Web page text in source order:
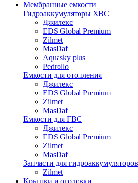
Мембранные емкости
Гидроаккумуляторы ХВС
Джилекс
EDS Global Premium
Zilmet
MasDaf
Aquasky plus
Pedrollo
Емкости для отопления
Джилекс
EDS Global Premium
Zilmet
MasDaf
Емкости для ГВС
Джилекс
EDS Global Premium
Zilmet
MasDaf
Запчасти для гидроаккумуляторов
Zilmet
Крышки и оголовки